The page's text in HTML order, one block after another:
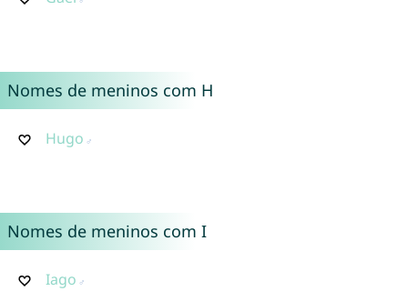
Nomes de meninos com H
Hugo
Nomes de meninos com I
Iago